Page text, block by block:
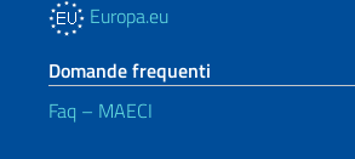
Europa.eu
Domande frequenti
Faq – MAECI